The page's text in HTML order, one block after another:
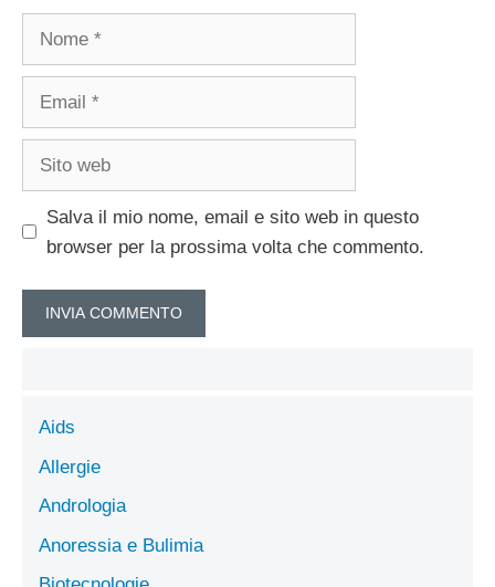
Nome
Email
Sito
Salva il mio nome, email e sito web in questo
browser per la prossima volta che commento.
Aids
Allergie
Andrologia
Anoressia e Bulimia